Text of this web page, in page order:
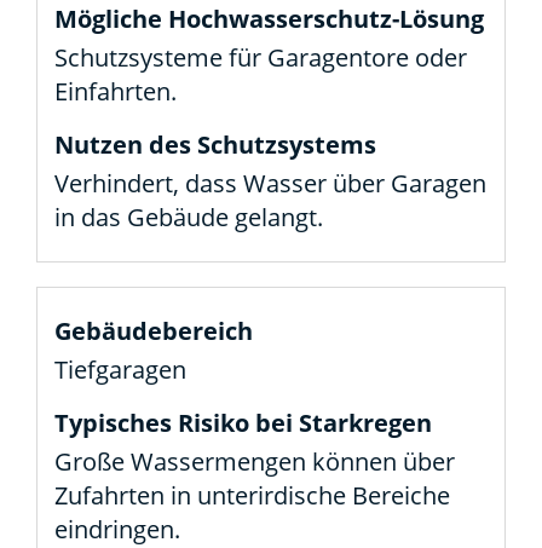
Schutz­sys­te­me für Gara­gen­to­re oder
Ein­fahr­ten.
Ver­hin­dert, dass Was­ser über Gara­gen
in das Gebäu­de gelangt.
Tief­ga­ra­gen
Gro­ße Was­ser­men­gen kön­nen über
Zufahr­ten in unter­ir­di­sche Berei­che
ein­drin­gen.